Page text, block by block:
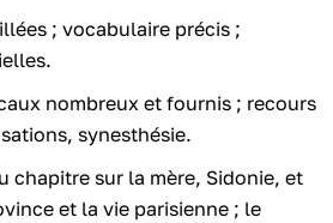
; vocabulaire précis ;
nombreux et fournis ; recours
synesthésie.
chapitre sur la mère, Sidonie, et
et la vie parisienne ; le